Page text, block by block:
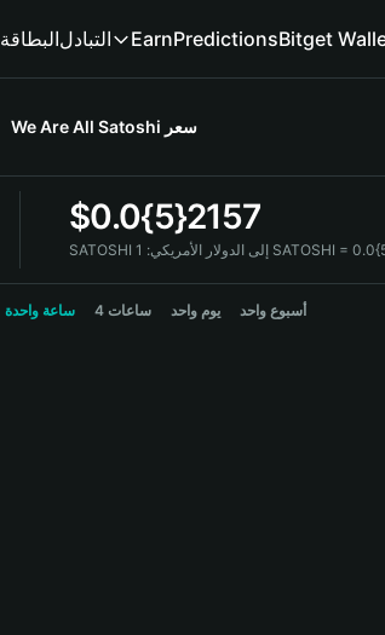
البطاقةالتبادل EarnPredictionsBitget
We Are All Satoshi سعر
$0.0{5}2157
SATOSHI إلى الدولار الأمريكي:
ساعة واحدة 4 ساعات يوم واحد أسبوع واحد